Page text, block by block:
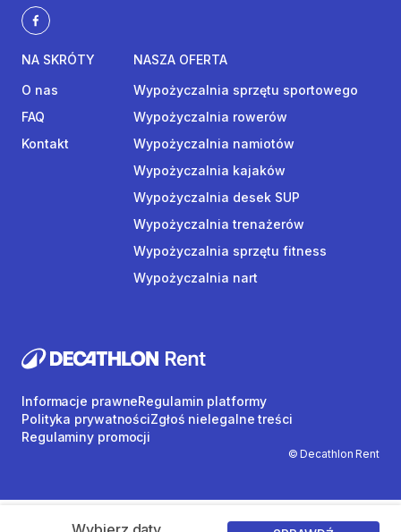
NA SKRÓTY
O nas
FAQ
Kontakt
NASZA OFERTA
Wypożyczalnia sprzętu sportowego
Wypożyczalnia rowerów
Wypożyczalnia namiotów
Wypożyczalnia kajaków
Wypożyczalnia desek SUP
Wypożyczalnia trenażerów
Wypożyczalnia sprzętu fitness
Wypożyczalnia nart
© Decathlon Rent
Informacje prawneRegulamin platformy
Polityka prywatnościZgłoś nielegalne treści
Regulaminy promocji